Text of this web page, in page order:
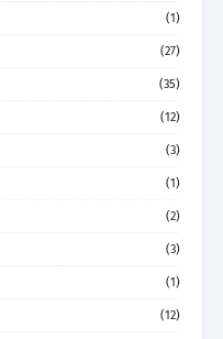
(1)
(27)
(35)
(12)
(3)
(1)
(2)
(3)
(1)
(12)